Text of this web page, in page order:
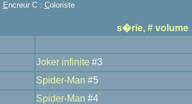
Encreur C : Coloriste
s�rie, # volume
Joker infinite #3
Spider-Man #5
Spider-Man #4